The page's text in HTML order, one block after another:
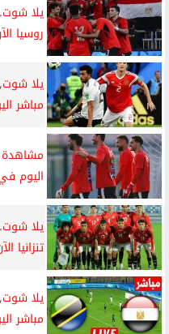
يلا
روسيا
يلا
مباشر
مشاهدة
اليوم
يلا
تنزانيا
يلا
مباشر